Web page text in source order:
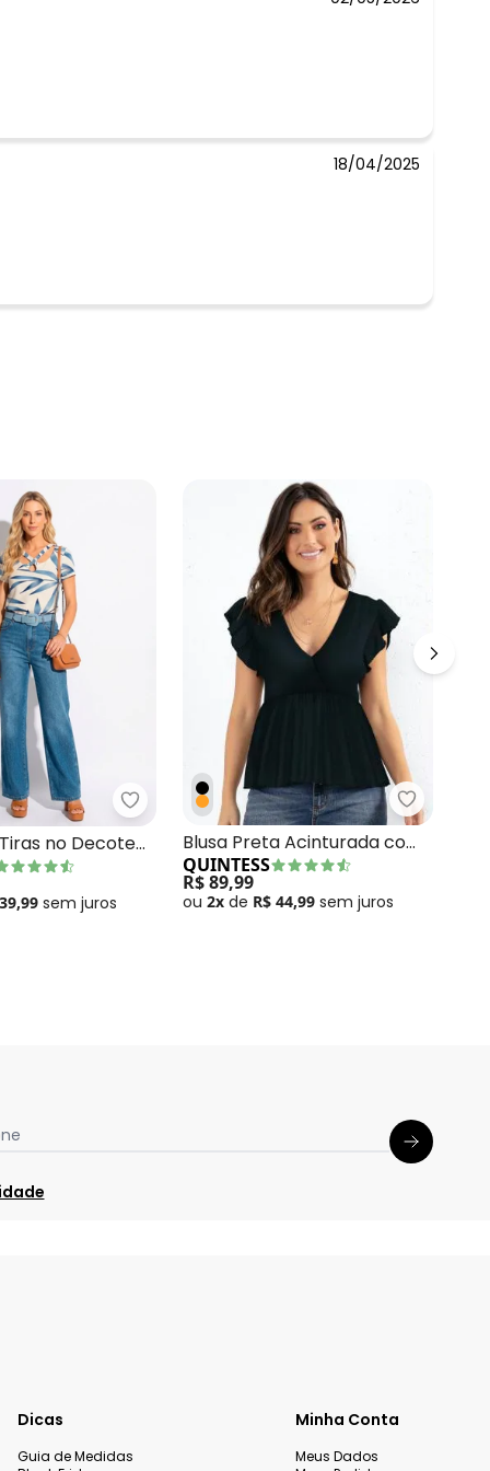
18/04/2025
com Tiras no Ombro
Quintess - Blusa com Tiras no Decote
no Decote
semjuros
Quintess
Blusa Preta Acinturada com
Babados
QUINTESS
R$ 89,99
ou2xde R$ 44,99semjuros
Dicas
Guia de Medidas
Minha Conta
Meus Dados